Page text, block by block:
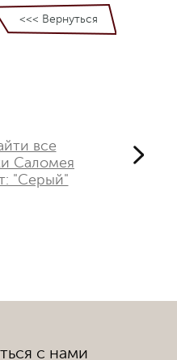
<<< Вернуться
все
Саломея
"Серый"
с нами